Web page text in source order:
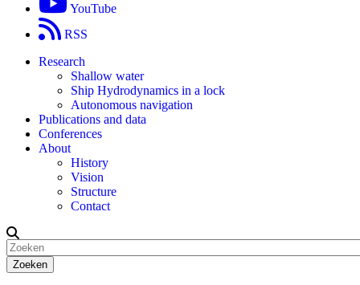
YouTube
RSS
Research
Shallow water
Ship Hydrodynamics in a lock
Autonomous navigation
Publications and data
Conferences
About
History
Vision
Structure
Contact
Zoeken